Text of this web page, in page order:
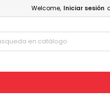
Welcome, Iniciar sesión